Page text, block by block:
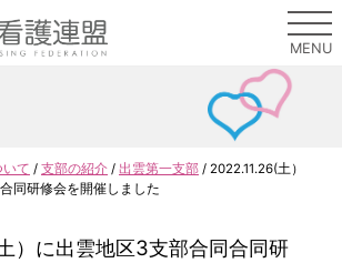
MENU
て / 支部の紹介 / 出雲第一支部 / 2022.11.26(土）
同研修会を開催しました
）に出雲地区3支部合同合同研